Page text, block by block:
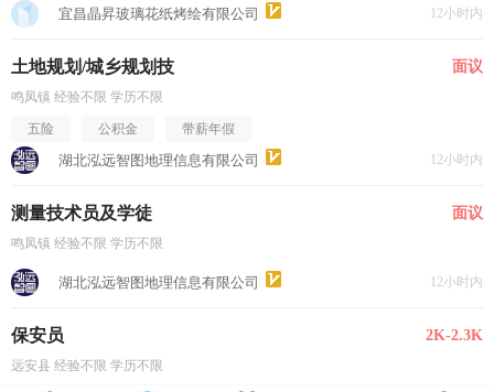
宜昌晶昇玻璃花纸烤绘有限公司 12小时内
土地规划/城乡规划技 面议
鸣凤镇 经验不限 学历不限
五险 公积金 带薪年假
湖北泓远智图地理信息有限公司 12小时内
测量技术员及学徒 面议
鸣凤镇 经验不限 学历不限
湖北泓远智图地理信息有限公司 12小时内
保安员 2K-2.3K
远安县 经验不限 学历不限